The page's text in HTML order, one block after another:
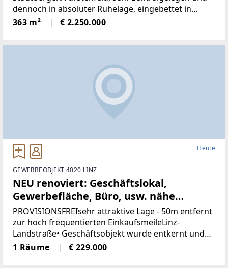
dennoch in absoluter Ruhelage, eingebettet in
wunderbare Natur.Die Liegenschaft bietet ein hohes
Maß an Privatsphäre, versprüht
363 m² € 2.250.000
Heute
GEWERBEOBJEKT 4020 LINZ
NEU renoviert: Geschäftslokal,
Gewerbefläche, Büro, usw. nähe
Landstrasse-Linz (Provisionsfrei)
PROVISIONSFREIsehr attraktive Lage - 50m entfernt
zur hoch frequentierten EinkaufsmeileLinz-
Landstraße• Geschäftsobjekt wurde entkernt und
generalsaniert• Klimatisiert (Klimaanlage)• neue
Böden, neue Heizkörper•
1 Räume € 229.000